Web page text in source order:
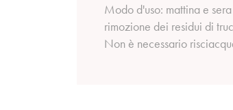
Modo d'uso: mattina e
rimozione dei residui di
Non è necessario